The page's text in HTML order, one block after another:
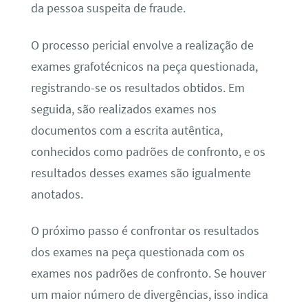
da pessoa suspeita de fraude.
O processo pericial envolve a realização de
exames grafotécnicos na peça questionada,
registrando-se os resultados obtidos. Em
seguida, são realizados exames nos
documentos com a escrita autêntica,
conhecidos como padrões de confronto, e os
resultados desses exames são igualmente
anotados.
O próximo passo é confrontar os resultados
dos exames na peça questionada com os
exames nos padrões de confronto. Se houver
um maior número de divergências, isso indica